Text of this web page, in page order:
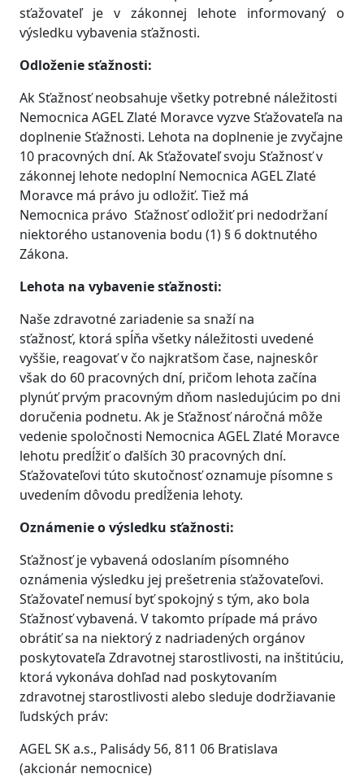
sťažovateľ je v zákonnej lehote informovaný o
výsledku vybavenia sťažnosti.
Odloženie sťažnosti:
Ak Sťažnosť neobsahuje všetky potrebné náležitosti
Nemocnica AGEL Zlaté Moravce vyzve Sťažovateľa na
doplnenie Sťažnosti. Lehota na doplnenie je zvyčajne
10 pracovných dní. Ak Sťažovateľ svoju Sťažnosť v
zákonnej lehote nedoplníNemocnica AGEL Zlaté
Moravce má právo ju odložiť. Tiež má
Nemocnica právo Sťažnosť odložiť pri nedodržaní
niektorého ustanovenia bodu (1) § 6 doktnutého
Zákona.
Lehota na vybavenie sťažnosti:
Naše zdravotné zariadenie sa snaží na
sťažnosť, ktorá spĺňa všetky náležitosti uvedené
vyššie, reagovať v čo najkratšom čase, najneskôr
však do 60 pracovných dní, pričom lehota začína
plynúť prvým pracovným dňom nasledujúcim po dni
doručenia podnetu. Ak je Sťažnosť náročná môže
vedenie spoločnosti Nemocnica AGEL Zlaté Moravce
lehotu predĺžiť o ďalších 30 pracovných dní.
Sťažovateľovi túto skutočnosť oznamuje písomne s
uvedením dôvodu predĺženia lehoty.
Oznámenie o výsledku sťažnosti:
Sťažnosť je vybavená odoslaním písomného
oznámenia výsledku jej prešetrenia sťažovateľovi.
Sťažovateľ nemusí byť spokojný s tým, ako bola
Sťažnosť vybavená. V takomto prípade má právo
obrátiť sa na niektorý z nadriadených orgánov
poskytovateľa Zdravotnej starostlivosti, na inštitúciu,
ktorá vykonáva dohľad nad poskytovaním
zdravotnej starostlivosti alebo sleduje dodržiavanie
ľudských práv:
AGEL SK a.s., Palisády 56, 811 06 Bratislava
(akcionár nemocnice)